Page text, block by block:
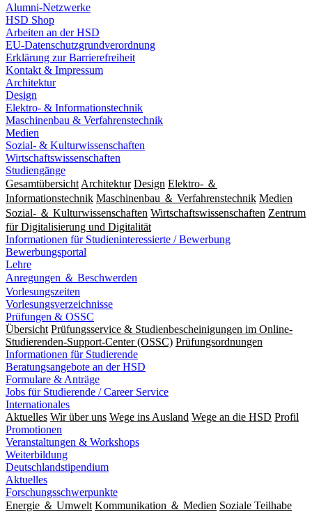
Alumni-Netzwerke
HSD Shop
Arbeiten an der HSD
EU-Datenschutzgrundverordnung
Erklärung zur Barrierefreiheit
Kontakt & Impressum
Architektur
Design
Elektro- & Informationstechnik
Maschinenbau & Verfahrenstechnik
Medien
Sozial- & Kulturwissenschaften
Wirtschaftswissenschaften
Studiengänge
Gesamtübersicht Architektur Design Elektro- ＆
Informationstechnik Maschinenbau ＆ Verfahrenstechnik Medien
Sozial- ＆ Kulturwissenschaften Wirtschaftswissenschaften Zentrum
für Digitalisierung und Digitalität
Informationen für Studieninteressierte / Bewerbung
Bewerbungsportal
Lehre
Anregungen ＆ Beschwerden
Vorlesungszeiten
Vorlesungsverzeichnisse
Prüfungen & OSSC
Übersicht Prüfungsservice & Studienbescheinigungen im Online-
Studierenden-Support-Center (OSSC) Prüfungsordnungen
Informationen für Studierende
Beratungsangebote an der HSD
Formulare & Anträge
Jobs für Studierende / Career Service
Internationales
Aktuelles Wir über uns Wege ins Ausland Wege an die HSD Profil
Promotionen
Veranstaltungen & Workshops
Weiterbildung
Deutschlandstipendium
Aktuelles
Forschungsschwerpunkte
Energie ＆ Umwelt Kommunikation ＆ Medien Soziale Teilhabe